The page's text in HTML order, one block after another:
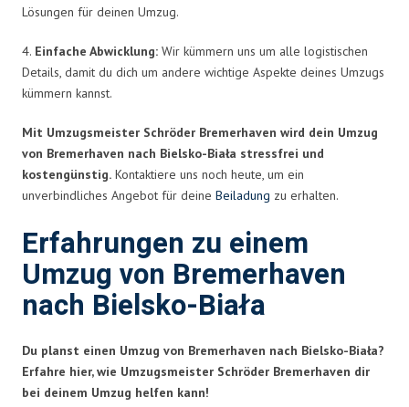
Lösungen für deinen Umzug.
4. Einfache Abwicklung: Wir kümmern uns um alle logistischen
Details, damit du dich um andere wichtige Aspekte deines Umzugs
kümmern kannst.
Mit Umzugsmeister Schröder Bremerhaven wird dein Umzug
von Bremerhaven nach Bielsko-Biała stressfrei und
kostengünstig. Kontaktiere uns noch heute, um ein
unverbindliches Angebot für deine Beiladung zu erhalten.
Erfahrungen zu einem
Umzug von Bremerhaven
nach Bielsko-Biała
Du planst einen Umzug von Bremerhaven nach Bielsko-Biała?
Erfahre hier, wie Umzugsmeister Schröder Bremerhaven dir
bei deinem Umzug helfen kann!